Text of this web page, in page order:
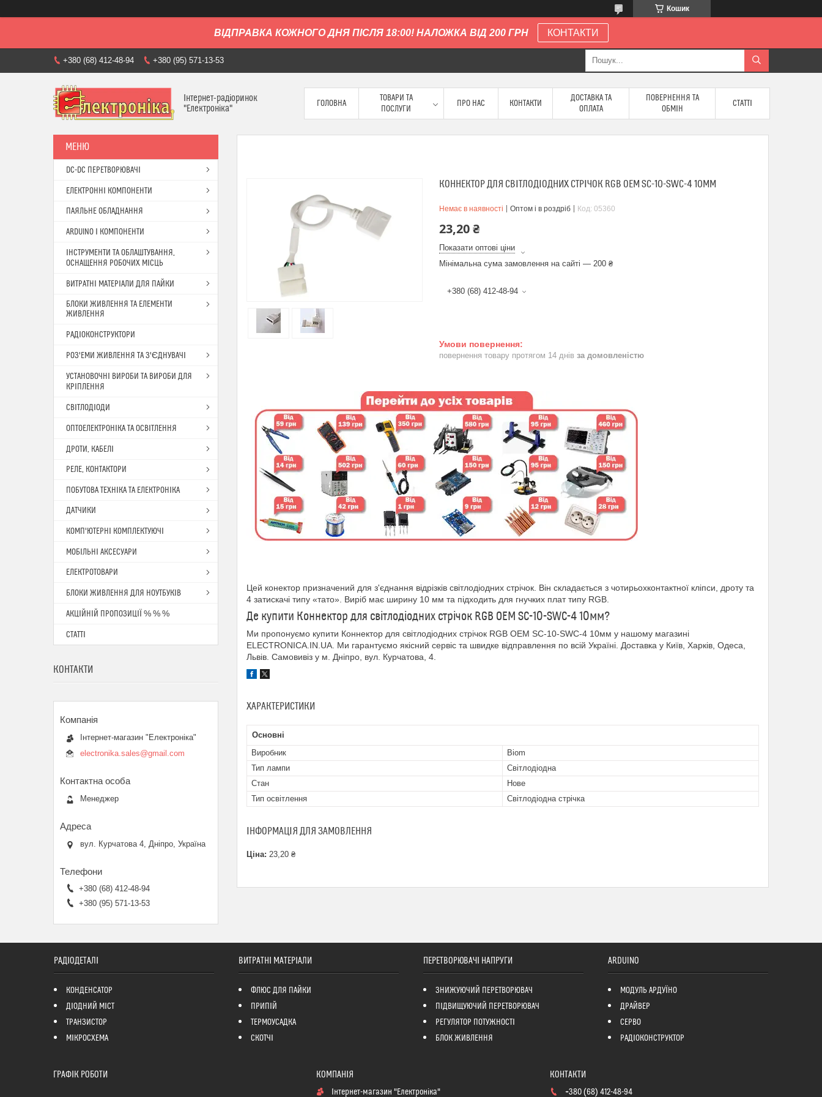
Кошик
ВІДПРАВКА КОЖНОГО ДНЯ ПІСЛЯ 18:00! НАЛОЖКА ВІД 200 ГРН КОНТАКТИ
+380 (68) 412-48-94 +380 (95) 571-13-53
Інтернет-радіоринок
"Електроніка"
ГОЛОВНА
ТОВАРИ ТА
ПОСЛУГИ
ПРО НАС КОНТАКТИ
ДОСТАВКА ТА
ОПЛАТА
ПОВЕРНЕННЯ ТА
ОБМІН
СТАТТІ
КОННЕКТОР ДЛЯ СВІТЛОДІОДНИХ СТРІЧОК RGB OEM SC-10-SWC-4 10ММ
Немає в наявності Оптом і в роздріб Код: 05360
23,20 ₴
Показати оптові ціни
Мінімальна сума замовлення на сайті — 200 ₴
+380 (68) 412-48-94
повернення товару протягом 14 днів за домовленістю
Цей конектор призначений для з'єднання відрізків світлодіодних стрічок. Він складається з чотирьохконтактної кліпси, дроту та
4 затискачі типу «тато». Виріб має ширину 10 мм та підходить для гнучких плат типу RGB.
Де купити Коннектор для світлодіодних стрічок RGB OEM SC-10-SWC-4 10мм?
Ми пропонуємо купити Коннектор для світлодіодних стрічок RGB OEM SC-10-SWC-4 10мм у нашому магазині
ELECTRONICA.IN.UA. Ми гарантуємо якісний сервіс та швидке відправлення по всій Україні. Доставка у Київ, Харків, Одеса,
Львів. Самовивіз у м. Дніпро, вул. Курчатова, 4.
ХАРАКТЕРИСТИКИ
Основні
Виробник
Biom
Тип лампи
Світлодіодна
Стан
Нове
Тип освітлення
Світлодіодна стрічка
ІНФОРМАЦІЯ ДЛЯ ЗАМОВЛЕННЯ
Ціна: 23,20 ₴
DC-DC ПЕРЕТВОРЮВАЧІ
ЕЛЕКТРОННІ КОМПОНЕНТИ
ПАЯЛЬНЕ ОБЛАДНАННЯ
ARDUINO І КОМПОНЕНТИ
ІНСТРУМЕНТИ ТА ОБЛАШТУВАННЯ,
ОСНАЩЕННЯ РОБОЧИХ МІСЦЬ
ВИТРАТНІ МАТЕРІАЛИ ДЛЯ ПАЙКИ
БЛОКИ ЖИВЛЕННЯ ТА ЕЛЕМЕНТИ
ЖИВЛЕННЯ
РАДІОКОНСТРУКТОРИ
РОЗ'ЕМИ ЖИВЛЕННЯ ТА З'ЄДНУВАЧІ
УСТАНОВОЧНІ ВИРОБИ ТА ВИРОБИ ДЛЯ
КРІПЛЕННЯ
СВІТЛОДІОДИ
ОПТОЕЛЕКТРОНІКА ТА ОСВІТЛЕННЯ
ДРОТИ, КАБЕЛІ
РЕЛЕ, КОНТАКТОРИ
ПОБУТОВА ТЕХНІКА ТА ЕЛЕКТРОНІКА
ДАТЧИКИ
КОМП'ЮТЕРНІ КОМПЛЕКТУЮЧІ
МОБІЛЬНІ АКСЕСУАРИ
ЕЛЕКТРОТОВАРИ
БЛОКИ ЖИВЛЕННЯ ДЛЯ НОУТБУКІВ
АКЦІЙНІЙ ПРОПОЗИЦІЇ % % %
СТАТТІ
КОНТАКТИ
Інтернет-магазин "Електроніка"
electronika.sales@gmail.com
Менеджер
вул. Курчатова 4, Дніпро, Україна
+380 (68) 412-48-94
+380 (95) 571-13-53
РАДІОДЕТАЛІ
КОНДЕНСАТОР
ДІОДНИЙ МІСТ
ТРАНЗИСТОР
МІКРОСХЕМА
ВИТРАТНІ МАТЕРІАЛИ
ФЛЮС ДЛЯ ПАЙКИ
ПРИПІЙ
ТЕРМОУСАДКА
СКОТЧІ
ПЕРЕТВОРЮВАЧІ НАПРУГИ
ЗНИЖУЮЧИЙ ПЕРЕТВОРЮВАЧ
ПІДВИЩУЮЧИЙ ПЕРЕТВОРЮВАЧ
РЕГУЛЯТОР ПОТУЖНОСТІ
БЛОК ЖИВЛЕННЯ
ARDUINO
МОДУЛЬ АРДУЇНО
ДРАЙВЕР
СЕРВО
РАДІОКОНСТРУКТОР
ГРАФІК РОБОТИ
Інтернет-магазин "Електроніка" +380 (68) 412-48-94